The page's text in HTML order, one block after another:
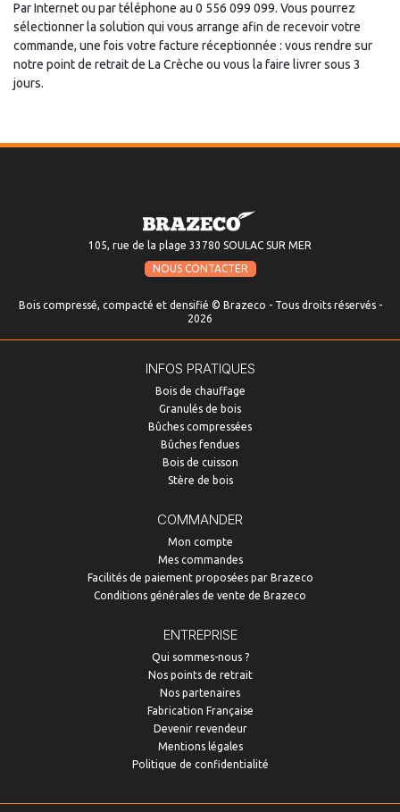
Par Internet ou par téléphone au 0 556 099 099. Vous pourrez
sélectionner la solution qui vous arrange afin de recevoir votre
commande, une fois votre facture réceptionnée : vous rendre sur
notre point de retrait de La Crèche ou vous la faire livrer sous 3
jours.
105, rue de la plage 33780 SOULAC SUR MER
NOUS CONTACTER
Bois compressé, compacté et densifié © Brazeco - Tous droits réservés -
2026
INFOS PRATIQUES
Bois de chauffage
Granulés de bois
Bûches compressées
Bûches fendues
Bois de cuisson
Stère de bois
COMMANDER
Mon compte
Mes commandes
Facilités de paiement proposées par Brazeco
Conditions générales de vente de Brazeco
ENTREPRISE
Qui sommes-nous ?
Nos points de retrait
Nos partenaires
Fabrication Française
Devenir revendeur
Mentions légales
Politique de confidentialité